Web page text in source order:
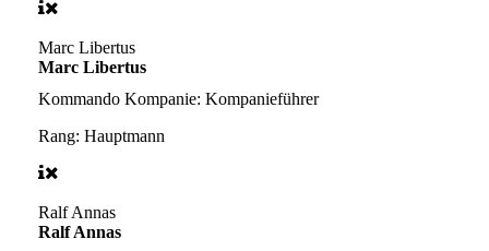
Marc Libertus
Marc Libertus
Kommando Kompanie: Kompanieführer
Rang: Hauptmann
Ralf Annas
Ralf Annas